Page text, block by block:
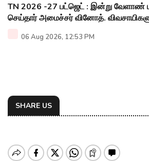
TN 2026 -27 பட்ஜெட் : இன்று வேளாண்
செய்தார் அமைச்சர் வினோத்.
06 Aug 2026, 12:53 PM
SHARE US